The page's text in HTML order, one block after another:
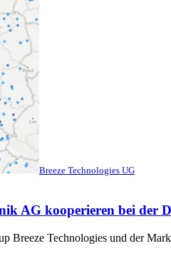
Breeze Technologies UG
AG kooperieren bei
Breeze Technologies und der